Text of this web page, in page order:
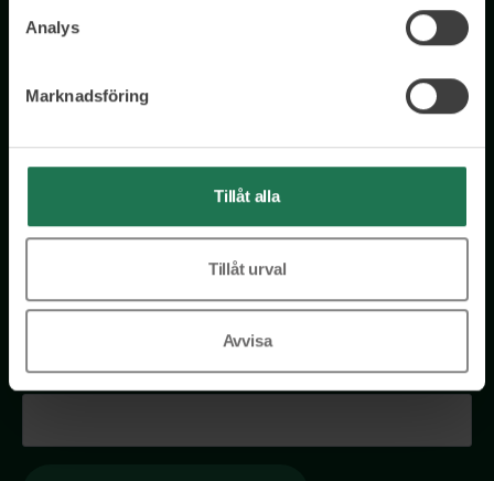
Analys
Marknadsföring
Tillåt alla
Tillåt urval
Avvisa
Kontakta oss
Få tillgång till kostnadsfria insikter från våra olika kloka
E-postadress